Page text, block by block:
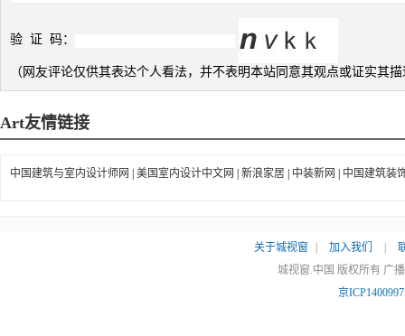
验 证 码：
（网友评论仅供其表达个人看法，并不表明本站同意其观点或证实其
Art友情链接
中国建筑与室内设计师网 美国室内设计中文网 新浪家居 中装新网 中国建筑装
关于城视窗 加入我们
城视窗.中国 版权所有 广
京